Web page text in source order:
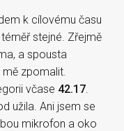
k cílovému času
stejné. Zřejmě
a spousta
zpomalit.
včase 42.17
užila. Ani jsem se
mikrofon a oko